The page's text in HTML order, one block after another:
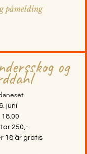
påmelding
og
juni
18.00
250,-
18 år gratis